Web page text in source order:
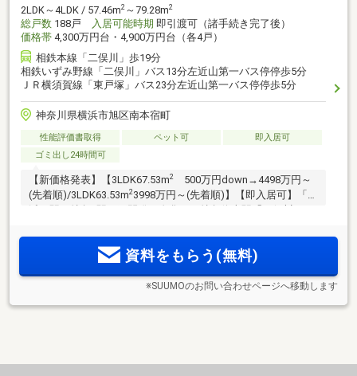
2LDK～4LDK / 57.46m2 ～79.28m2
総戸数 188戸 入居可能時期 即引渡可（諸手続き完了後）
価格帯 4,300万円台・4,900万円台（各4戸）
相鉄本線「二俣川」歩19分
相鉄いずみ野線「二俣川」バス13分左近山第一バス停停歩5分
ＪＲ横須賀線「東戸塚」バス23分左近山第一バス停停歩5分
神奈川県横浜市旭区南本宿町
性能評価書取得 ペット可
即入居可
ゴミ出し24時間可
【新価格発表】【3LDK67.53m2
500万円down→4498万円～
(先着順)/3LDK63.53m23998万円～(先着順)】【即入居可】「横
浜初の「niko and…」コラボレーション分譲マンション
資料をもらう(無料)
※SUUMOのお問い合わせページへ移動します